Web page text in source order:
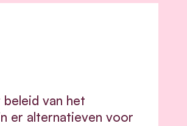
van het
er alternatieven voor